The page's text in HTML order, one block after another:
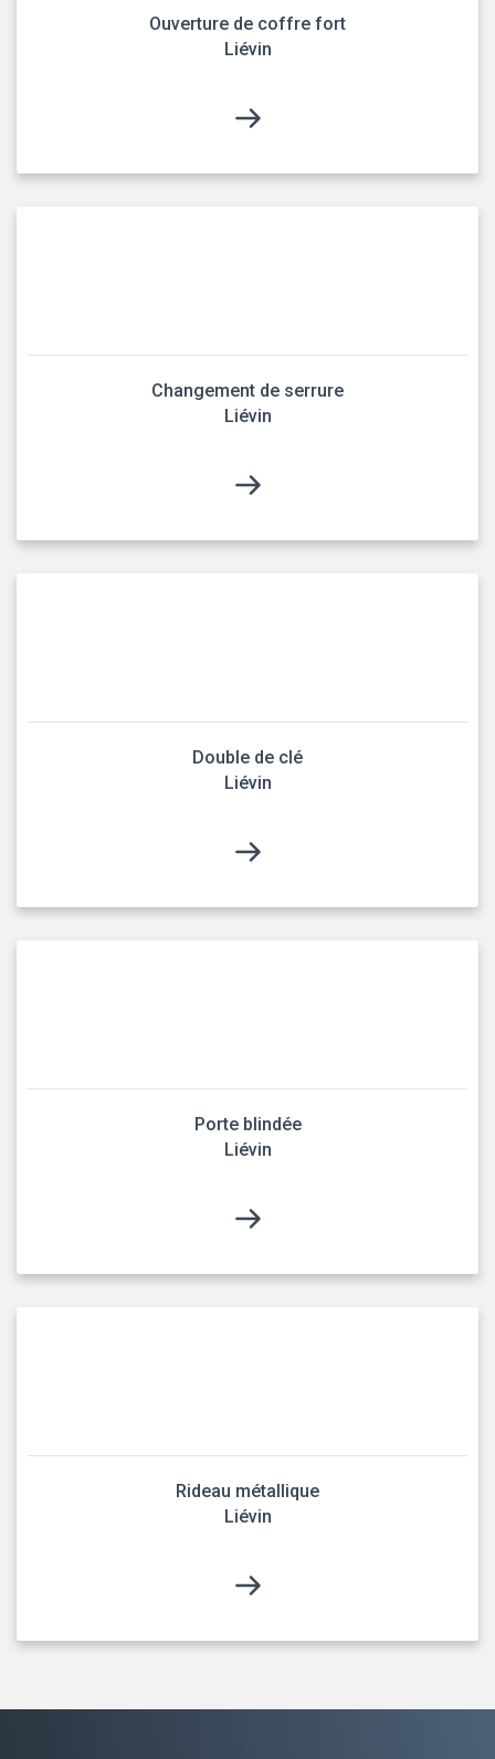
Ouverture de coffre fort
Liévin
Changement de serrure
Liévin
Double de clé
Liévin
Porte blindée
Liévin
Rideau métallique
Liévin